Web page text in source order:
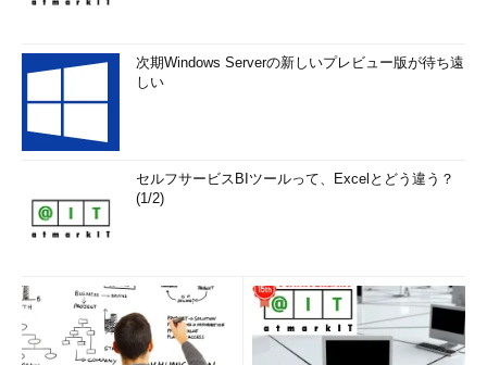
次期Windows Serverの新しいプレビュー版が待ち遠
しい
セルフサービスBIツールって、Excelとどう違う？
(1/2)